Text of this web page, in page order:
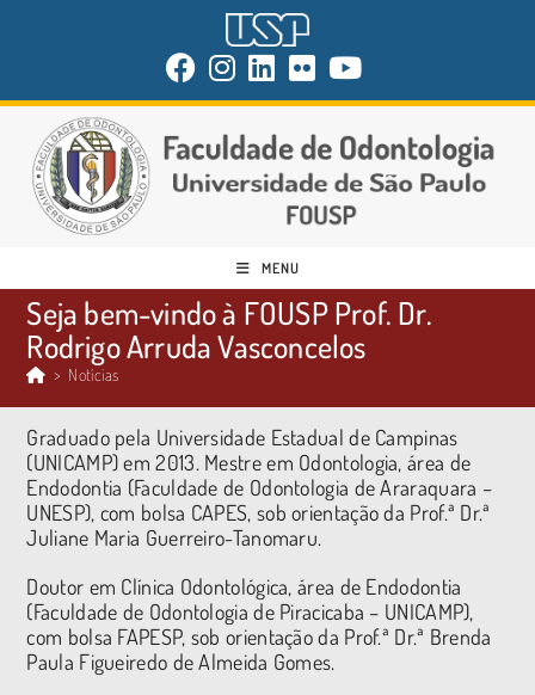
MENU
Seja bem-vindo à FOUSP Prof. Dr.
Rodrigo Arruda Vasconcelos
> Notícias
Graduado pela Universidade Estadual de Campinas
(UNICAMP) em 2013. Mestre em Odontologia, área de
Endodontia (Faculdade de Odontologia de Araraquara –
UNESP), com bolsa CAPES, sob orientação da Prof.ª Dr.ª
Juliane Maria Guerreiro-Tanomaru.
Doutor em Clínica Odontológica, área de Endodontia
(Faculdade de Odontologia de Piracicaba – UNICAMP),
com bolsa FAPESP, sob orientação da Prof.ª Dr.ª Brenda
Paula Figueiredo de Almeida Gomes.